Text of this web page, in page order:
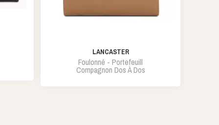
LANCASTER
Foulonné - Portefeuill
Compagnon Dos À Dos